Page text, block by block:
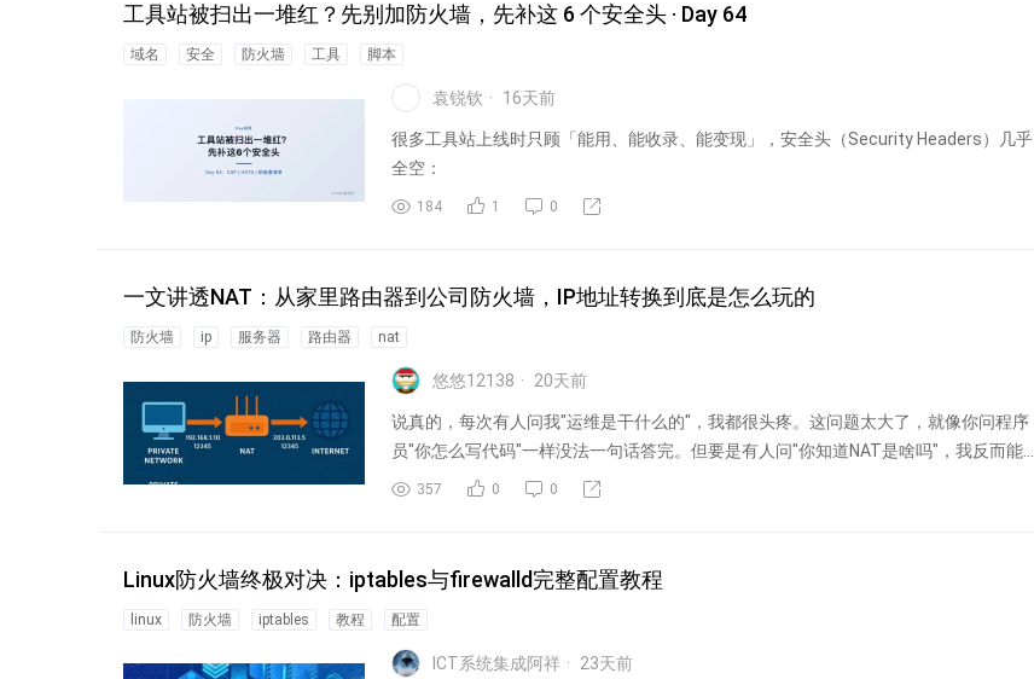
工具站被扫出一堆红？先别加防火墙，先补这 6 个安全头 · Day 64
域名 安全 防火墙 工具 脚本
袁锐钦 16天前
很多工具站上线时只顾「能用、能收录、能变现」，安全头（Security Headers）几乎
全空：
184 1 0
一文讲透NAT：从家里路由器到公司防火墙，IP地址转换到底是怎么玩的
防火墙 ip 服务器 路由器 nat
悠悠12138 20天前
说真的，每次有人问我"运维是干什么的"，我都很头疼。这问题太大了，就像你问程序
员"你怎么写代码"一样没法一句话答完。但要是有人问"你知道NAT是啥吗"，我反而能...
357 0 0
Linux防火墙终极对决：iptables与firewalld完整配置教程
linux 防火墙 iptables 教程 配置
ICT系统集成阿祥 23天前